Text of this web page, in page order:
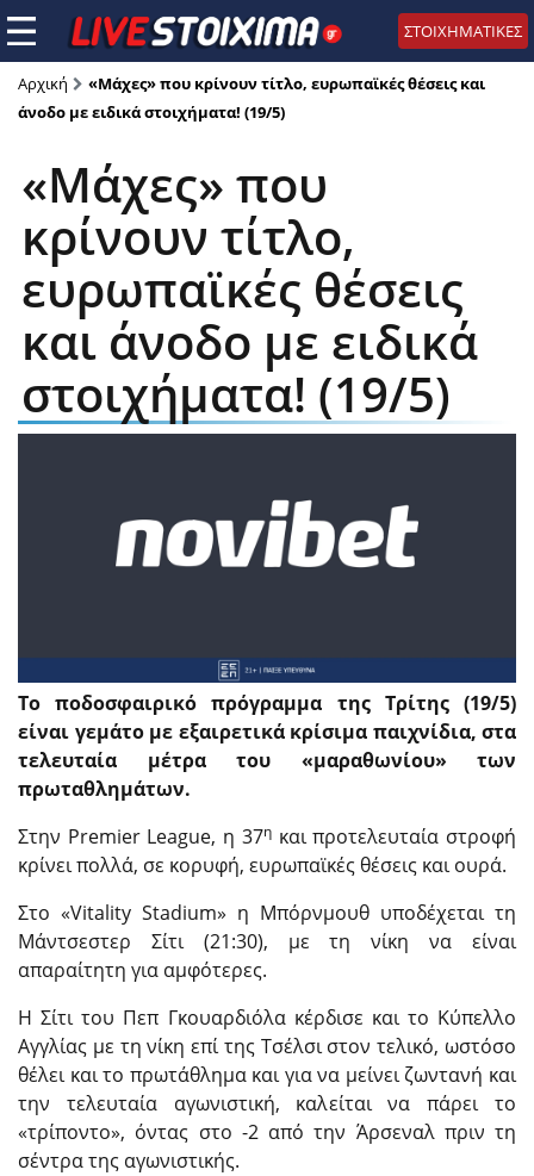
ΣΤΟΙΧΗΜΑΤΙΚΕΣ
Αρχική
«Μάχες» που κρίνουν τίτλο, ευρωπαϊκές θέσεις και
άνοδο με ειδικά στοιχήματα! (19/5)
«Μάχες» που
κρίνουν τίτλο,
ευρωπαϊκές θέσεις
και άνοδο με ειδικά
στοιχήματα! (19/5)
Το ποδοσφαιρικό πρόγραμμα της Τρίτης (19/5)
είναι γεμάτο με εξαιρετικά κρίσιμα παιχνίδια, στα
τελευταία μέτρα του «μαραθωνίου» των
πρωταθλημάτων.
Στην Premier League, η 37ηκαι προτελευταία στροφή
κρίνει πολλά, σε κορυφή, ευρωπαϊκές θέσεις και ουρά.
Στο «Vitality Stadium» η Μπόρνμουθ υποδέχεται τη
Μάντσεστερ Σίτι (21:30), με τη νίκη να είναι
απαραίτητη για αμφότερες.
Η Σίτι του Πεπ Γκουαρδιόλα κέρδισε και το Κύπελλο
Αγγλίας με τη νίκη επί της Τσέλσι στον τελικό, ωστόσο
θέλει και το πρωτάθλημα και για να μείνει ζωντανή και
την τελευταία αγωνιστική, καλείται να πάρει το
«τρίποντο», όντας στο -2 από την Άρσεναλ πριν τη
σέντρα της αγωνιστικής.